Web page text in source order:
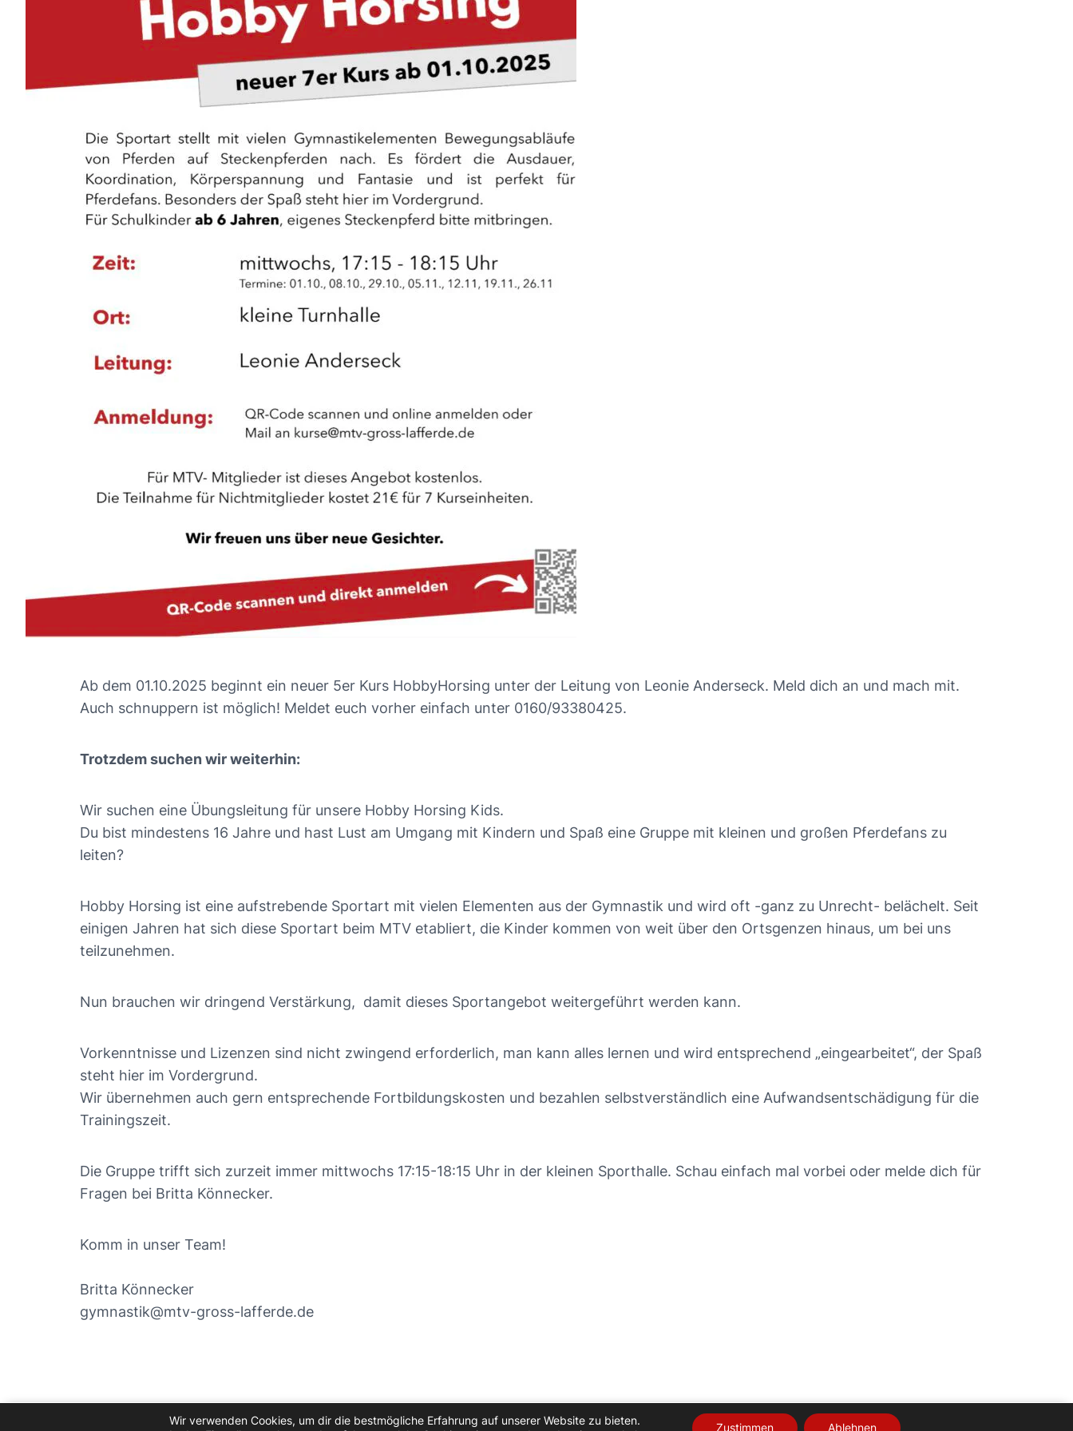
Ab dem 01.10.2025 beginnt ein neuer 5er Kurs HobbyHorsing unter der Leitung von Leonie Anderseck. Meld dich an und mach mit.
Auch schnuppern ist möglich! Meldet euch vorher einfach unter 0160/93380425.
Trotzdem suchen wir weiterhin:
Wir suchen eine Übungsleitung für unsere Hobby Horsing Kids.
Du bist mindestens 16 Jahre und hast Lust am Umgang mit Kindern und Spaß eine Gruppe mit kleinen und großen Pferdefans zu
leiten?
Hobby Horsing ist eine aufstrebende Sportart mit vielen Elementen aus der Gymnastik und wird oft -ganz zu Unrecht- belächelt. Seit
einigen Jahren hat sich diese Sportart beim MTV etabliert, die Kinder kommen von weit über den Ortsgenzen hinaus, um bei uns
teilzunehmen.
Nun brauchen wir dringend Verstärkung, damit dieses Sportangebot weitergeführt werden kann.
Vorkenntnisse und Lizenzen sind nicht zwingend erforderlich, man kann alles lernen und wird entsprechend „eingearbeitet“, der Spaß
steht hier im Vordergrund.
Wir übernehmen auch gern entsprechende Fortbildungskosten und bezahlen selbstverständlich eine Aufwandsentschädigung für die
Trainingszeit.
Die Gruppe trifft sich zurzeit immer mittwochs 17:15-18:15 Uhr in der kleinen Sporthalle. Schau einfach mal vorbei oder melde dich für
Fragen bei Britta Könnecker.
Komm in unser Team!
Britta Könnecker
gymnastik@mtv-gross-lafferde.de
Wir verwenden Cookies, um dir die bestmögliche Erfahrung auf unserer Website zu bieten.
Zustimmen Ablehnen